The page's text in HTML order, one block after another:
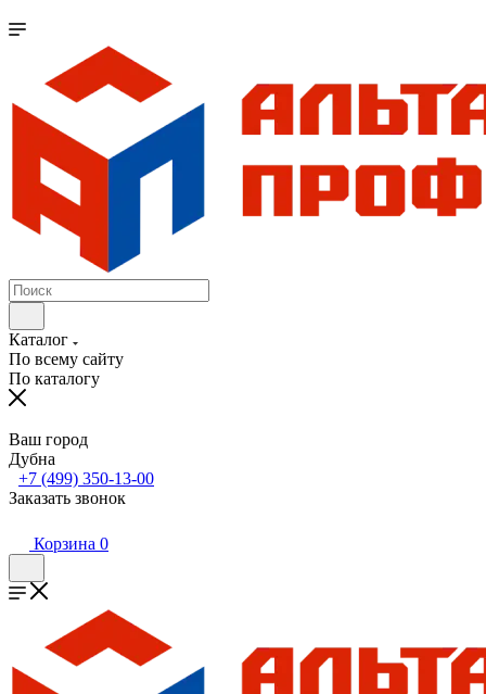
Каталог
По всему сайту
По каталогу
Ваш город
Дубна
+7 (499) 350-13-00
Заказать звонок
Корзина 0